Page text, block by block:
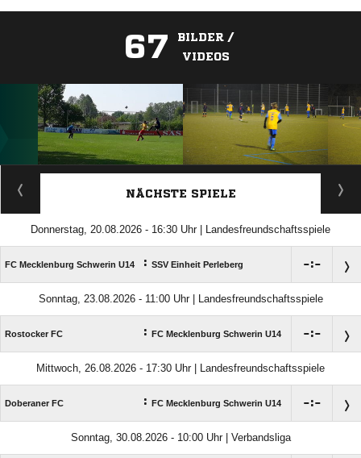
67
BILDER /
VIDEOS
ANZEIGE
NÄCHSTE SPIELE
Donnerstag, 20.08.2026 - 16:30 Uhr | Landesfreundschaftsspiele
FC Mecklenburg Schwerin U14 : SSV Einheit Perleberg :
Sonntag, 23.08.2026 - 11:00 Uhr | Landesfreundschaftsspiele
Rostocker FC : FC Mecklenburg Schwerin U14 :
Mittwoch, 26.08.2026 - 17:30 Uhr | Landesfreundschaftsspiele
Doberaner FC : FC Mecklenburg Schwerin U14 :
Sonntag, 30.08.2026 - 10:00 Uhr | Verbandsliga